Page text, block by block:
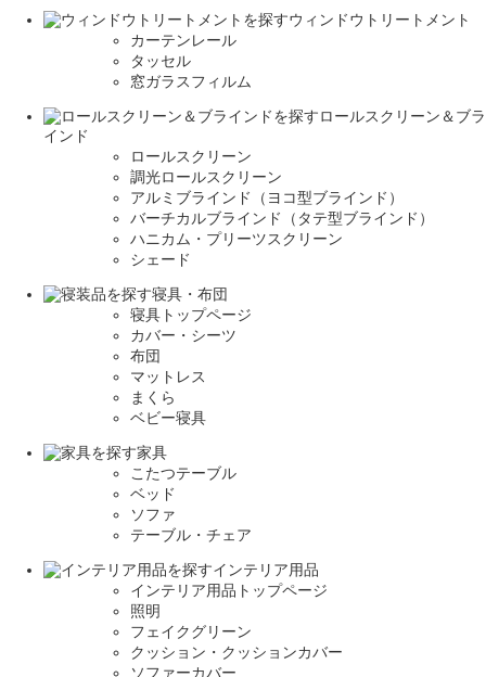
ウィンドウトリートメント
カーテンレール
タッセル
窓ガラスフィルム
ロールスクリーン＆ブラ
インド
ロールスクリーン
調光ロールスクリーン
アルミブラインド（ヨコ型ブラインド）
バーチカルブラインド（タテ型ブラインド）
ハニカム・プリーツスクリーン
シェード
寝具・布団
寝具トップページ
カバー・シーツ
布団
マットレス
まくら
ベビー寝具
家具
こたつテーブル
ベッド
ソファ
テーブル・チェア
インテリア用品
インテリア用品トップページ
照明
フェイクグリーン
クッション・クッションカバー
ソファーカバー